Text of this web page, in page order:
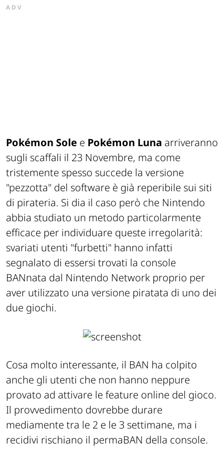
ADV
Pokémon Sole e Pokémon Luna arriveranno
sugli scaffali il 23 Novembre, ma come
tristemente spesso succede la versione
"pezzotta" del software è già reperibile sui siti
di pirateria. Si dia il caso però che Nintendo
abbia studiato un metodo particolarmente
efficace per individuare queste irregolarità:
svariati utenti "furbetti" hanno infatti
segnalato di essersi trovati la console
BANnata dal Nintendo Network proprio per
aver utilizzato una versione piratata di uno dei
due giochi.
Cosa molto interessante, il BAN ha colpito
anche gli utenti che non hanno neppure
provato ad attivare le feature online del gioco.
Il provvedimento dovrebbe durare
mediamente tra le 2 e le 3 settimane, ma i
recidivi rischiano il permaBAN della console.